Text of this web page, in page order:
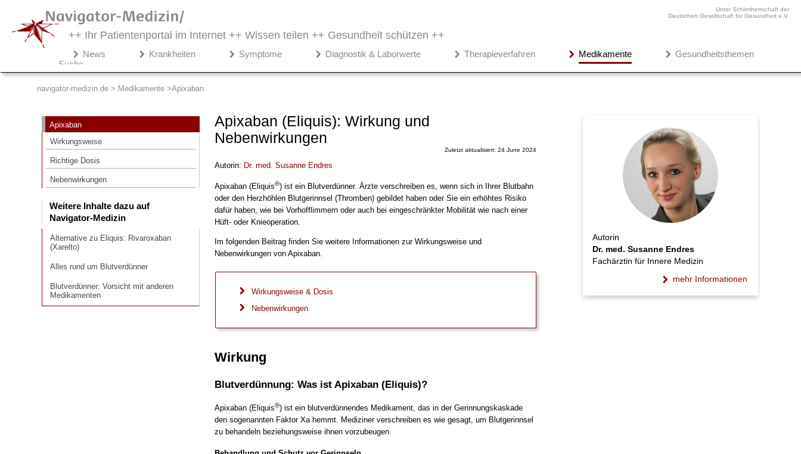
Unter Schirmherrschaft der
Deutschen Gesellschaft für Gesundheit e.V.
++ Ihr Patientenportal im Internet ++ Wissen teilen ++ Gesundheit schützen ++
News Krankheiten Symptome Diagnostik & Laborwerte Therapieverfahren Medikamente
Gesundheitsthemen
Suche
navigator-medizin.de > Medikamente Apixaban
Apixaban
Wirkungsweise
Richtige Dosis
Nebenwirkungen
Weitere Inhalte dazu auf
Navigator-Medizin
Alternative zu Eliquis: Rivaroxaban
(Xarelto)
Alles rund um Blutverdünner
Blutverdünner: Vorsicht mit anderen
Medikamenten
Apixaban (Eliquis): Wirkung und
Nebenwirkungen
Zuletzt aktualisiert: 24 June 2024
Autorin: Dr. med. Susanne Endres
Apixaban (Eliquis®) ist ein Blutverdünner. Ärzte verschreiben es, wenn sich in Ihrer Blutbahn
oder den Herzhöhlen Blutgerinnsel (Thromben) gebildet haben oder Sie ein erhöhtes Risiko
dafür haben, wie bei Vorhofflimmern oder auch bei eingeschränkter Mobilität wie nach einer
Hüft- oder Knieoperation.
Im folgenden Beitrag finden Sie weitere Informationen zur Wirkungsweise und
Nebenwirkungen von Apixaban.
Wirkungsweise & Dosis
Nebenwirkungen
Wirkung
Blutverdünnung: Was ist Apixaban (Eliquis)?
Apixaban (Eliquis®) ist ein blutverdünnendes Medikament, das in der Gerinnungskaskade
den sogenannten Faktor Xa hemmt. Mediziner verschreiben es wie gesagt, um Blutgerinnsel
zu behandeln beziehungsweise ihnen vorzubeugen.
Navigator-
▾
Medikamente
Apixaban
Wirkungsweise
Richtige Dosis
Nebenwirkungen
Navigator-Medizin
Alternative zu Eliquis: Rivaroxaban
Medikamenten
Autorin
Dr. med. Susanne Endres
Fachärztin für Innere Medizin
mehr Informationen